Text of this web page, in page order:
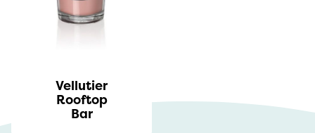
Vellutier
Rooftop
Bar